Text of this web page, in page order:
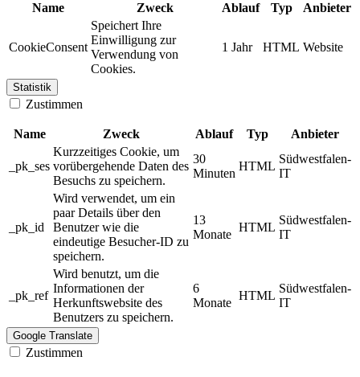
Name Zweck Ablauf Typ Anbieter
CookieConsent
Speichert Ihre
Einwilligung zur
Verwendung von
Cookies.
1 Jahr HTML Website
Statistik
Zustimmen
Name Zweck Ablauf Typ Anbieter
_pk_ses
Kurzzeitiges Cookie, um
vorübergehende Daten des
Besuchs zu speichern.
30
Minuten
HTML
Südwestfalen-
IT
_pk_id
Wird verwendet, um ein
paar Details über den
Benutzer wie die
eindeutige Besucher-ID zu
speichern.
13
Monate
HTML
Südwestfalen-
IT
_pk_ref
Wird benutzt, um die
Informationen der
Herkunftswebsite des
Benutzers zu speichern.
6
Monate
HTML
Südwestfalen-
IT
Google Translate
Zustimmen